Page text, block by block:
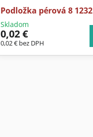
Podložka pérová 8 1232
Skladom
0,02 €
0,02 € bez DPH